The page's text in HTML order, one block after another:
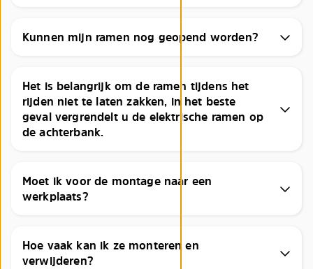
Kunnen mijn ramen nog geopend worden?
Het is belangrijk om de ramen tijdens het
rijden niet te laten zakken, in het beste
geval vergrendelt u de elektrische ramen op
de achterbank.
Moet ik voor de montage naar een
werkplaats?
Hoe vaak kan ik ze monteren en
verwijderen?